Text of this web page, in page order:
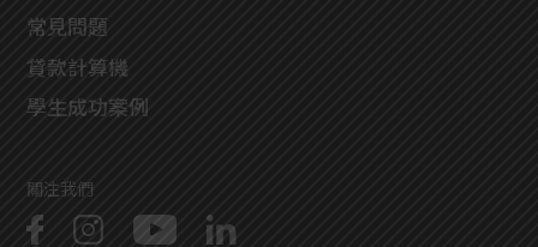
常見問題
貸款計算機
學生成功案例
關注我們